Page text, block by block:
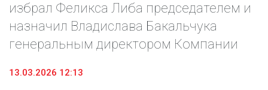
избрал Феликса Либа председателем и
назначил Владислава Бакальчука
генеральным директором Компании
13.03.2026 12:13